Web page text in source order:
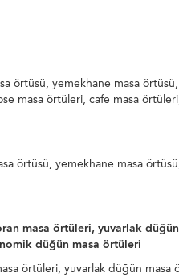
örtüsü, yemekhane masa
masa örtüleri, cafe masa
örtüsü, yemekhane masa
masa örtüleri, yuvarlak
düğün masa örtüleri
örtüleri, yuvarlak düğün masa